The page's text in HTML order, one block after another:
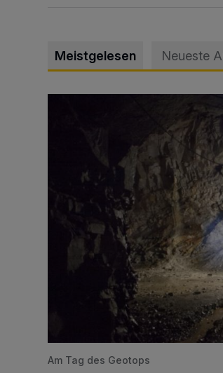
Meistgelesen Neueste
Am Tag des Geotops